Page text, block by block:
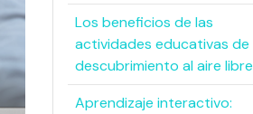
Los beneficios de las
actividades educativas de
descubrimiento al aire libre
Aprendizaje interactivo: